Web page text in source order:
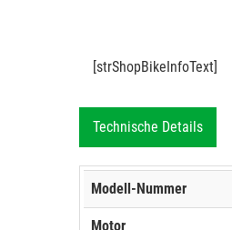
[strShopBikeInfoText]
Technische Details
Modell-Nummer
Motor